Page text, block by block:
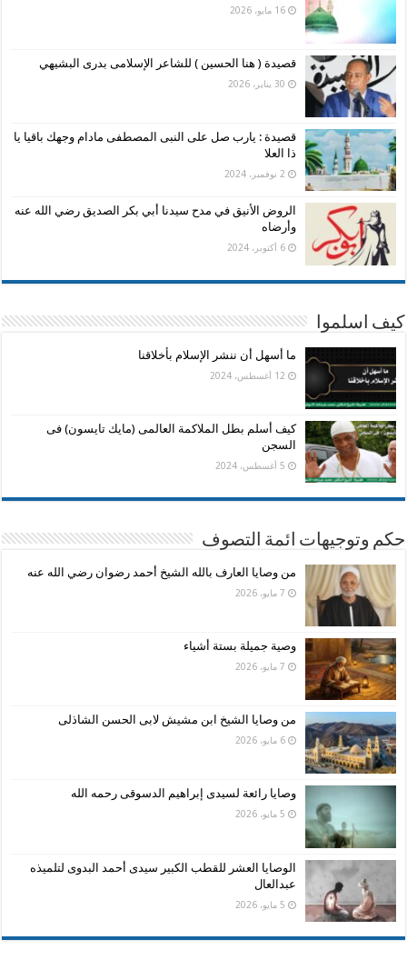
16 مايو، 2026
قصيدة ( هنا الحسين ) للشاعر الإسلامى بدرى البشيهي
30 يناير، 2026
قصيدة : يارب صل على النبى المصطفى مادام وجهك باقيا يا
ذا العلا
2 نوفمبر، 2024
الروض الأنيق في مدح سيدنا أبي بكر الصديق رضي الله عنه
وأرضاه
6 أكتوبر، 2024
كيف اسلموا
ما أسهل أن ننشر الإسلام بأخلاقنا
12 أغسطس، 2024
كيف أسلم بطل الملاكمة العالمى (مايك تايسون) فى
السجن
5 أغسطس، 2024
حكم وتوجيهات ائمة التصوف
من وصايا العارف بالله الشيخ أحمد رضوان رضي الله عنه
7 مايو، 2026
وصية جميلة بستة أشياء
7 مايو، 2026
من وصايا الشيخ ابن مشيش لابى الحسن الشاذلى
6 مايو، 2026
وصايا رائعة لسيدى إبراهيم الدسوقى رحمه الله
5 مايو، 2026
الوصايا العشر للقطب الكبير سيدى أحمد البدوى لتلميذه
عبدالعال
5 مايو، 2026